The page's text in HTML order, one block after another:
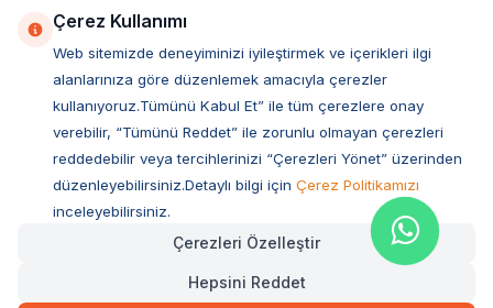
Müşteri Hizmetleri
Sıkça Sorulan Sorular
Çerez Kullanımı
Web sitemizde deneyiminizi iyileştirmek ve içerikleri ilgi
alanlarınıza göre düzenlemek amacıyla çerezler
kullanıyoruz.Tümünü Kabul Et” ile tüm çerezlere onay
verebilir, “Tümünü Reddet” ile zorunlu olmayan çerezleri
reddedebilir veya tercihlerinizi “Çerezleri Yönet” üzerinden
düzenleyebilirsiniz.Detaylı bilgi için Çerez Politikamızı
inceleyebilirsiniz.
Çerezleri Özelleştir
Hepsini Reddet